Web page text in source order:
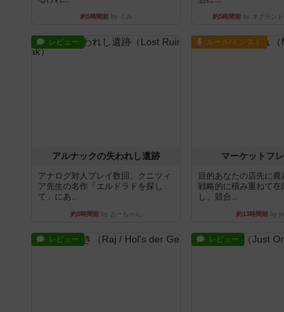
約5時間前by くみ 約5時間前 by オグランド
レビュー
アルナックの失われし遺跡
アナログ対人プレイ数回。クニツィ
ア先生の名作「エルドラドを探し
て」にあ...
約9時間前 by おーちゃん
ルール/インスト
マーケットフ
目的あなたの店先に農
戦略的に積み重ねて在
し、競合...
約13時間前by
レビュー レビュー